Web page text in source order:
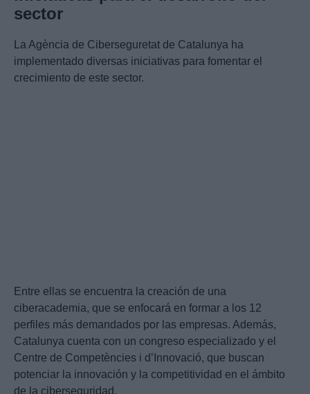
sector
La Agència de Ciberseguretat de Catalunya ha
implementado diversas iniciativas para fomentar el
crecimiento de este sector.
Entre ellas se encuentra la creación de una
ciberacademia, que se enfocará en formar a los 12
perfiles más demandados por las empresas. Además,
Catalunya cuenta con un congreso especializado y el
Centre de Competències i d’Innovació, que buscan
potenciar la innovación y la competitividad en el ámbito
de la ciberseguridad.